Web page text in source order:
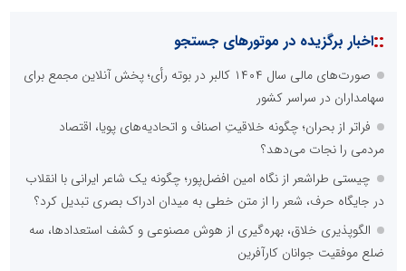
::اخبار برگزیده در موتورهای جستجو
صورت‌های مالی سال ۱۴۰۴ کالبر در بوته رأی؛ پخش آنلاین مجمع برای
سهامداران در سراسر کشور
فراتر از بحران؛ چگونه خلاقیتِ اصناف و اتحادیه‌های پویا، اقتصاد
مردمی را نجات می‌دهد؟
چیستی طراشعر از نگاه امین افضل‌پور؛ چگونه یک شاعر ایرانی با انقلاب
در جایگاه حرف، شعر را از متن خطی به میدان ادراک بصری تبدیل کرد؟
الگوپذیری خلاق، بهره‌گیری از هوش مصنوعی و کشف استعدادها، سه
ضلع موفقیت جوانان کارآفرین